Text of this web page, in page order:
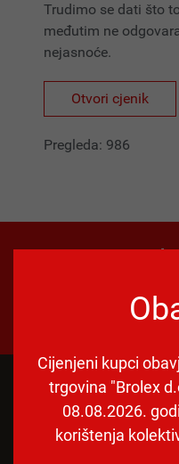
Trudimo se dati što
međutim ne
nejasnoće.
Otvori cjenik
Pregleda: 986
PON-PET: 08:00-
Nedjeljom i
Info
Cijenjeni kupci
trgovina "Brolex
08.08.2026.
korištenja